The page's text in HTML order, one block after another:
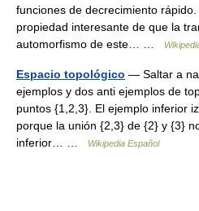
funciones de decrecimiento
propiedad interesante de que la
automorfismo de este… …
Espacio topológico — Saltar a
ejemplos y dos anti ejemplos de
puntos {1,2,3}. El ejemplo inferior
porque la unión {2,3} de {2} y {3}
inferior… …
Wikipedia Español